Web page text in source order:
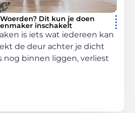
Dit kun je doen
inschakelt
is iets wat iedereen kan
de deur achter je dicht
nog binnen liggen, verliest